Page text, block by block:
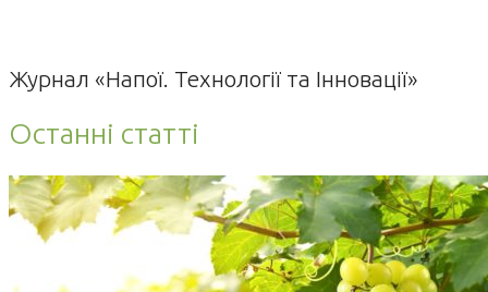
Журнал «Напої. Технології та Інновації»
Останні статті